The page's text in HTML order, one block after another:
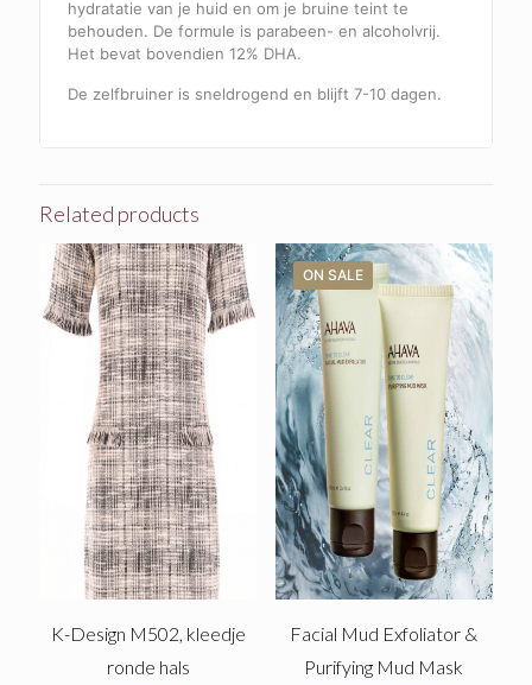
hydratatie van je huid en om je bruine teint te
behouden. De formule is parabeen- en alcoholvrij.
Het bevat bovendien 12% DHA.
De zelfbruiner is sneldrogend en blijft 7-10 dagen.
Related products
K-Design M502, kleedje
ronde hals
ON SALE
Facial Mud Exfoliator &
Purifying Mud Mask